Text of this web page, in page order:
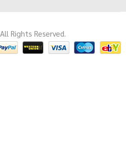
Rights Reserved.